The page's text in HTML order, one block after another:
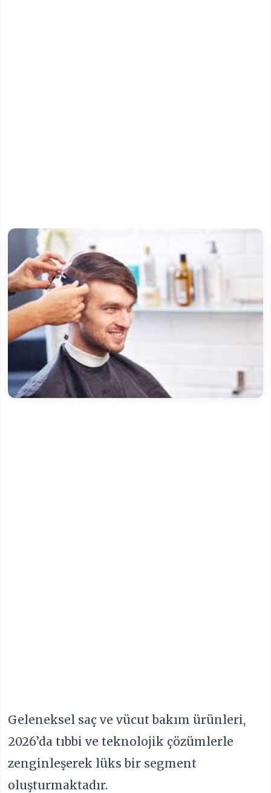
Geleneksel saç ve vücut bakım ürünleri,
2026’da tıbbi ve teknolojik çözümlerle
zenginleşerek lüks bir segment
oluşturmaktadır.